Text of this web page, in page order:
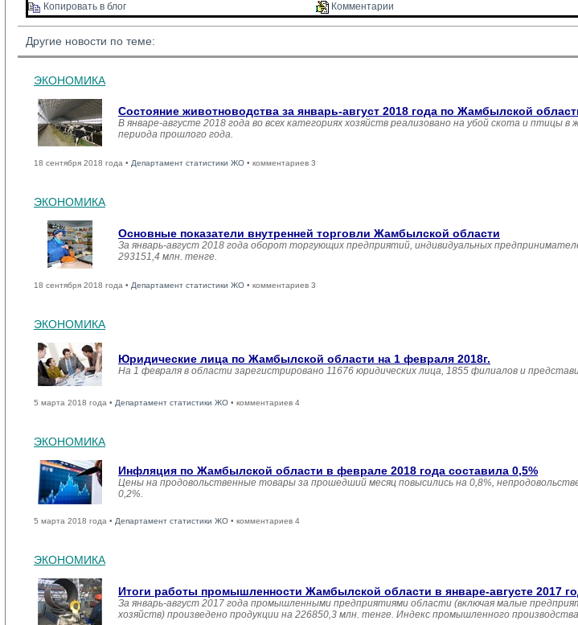
Копировать в блог Комментарии
Другие новости по теме:
ЭКОНОМИКА
Состояние животноводства за январь-август 2018 года по Жамбылской
В январе-августе 2018 года во всех категориях хозяйств реализовано на убой скота и птицы
периода прошлого года.
18 сентября 2018 года • Департамент статистики ЖО • комментариев 3
ЭКОНОМИКА
Основные показатели внутренней торговли Жамбылской области
За январь-август 2018 года оборот торгующих предприятий, индивидуальных
293151,4 млн. тенге.
18 сентября 2018 года • Департамент статистики ЖО • комментариев 3
ЭКОНОМИКА
Юридические лица по Жамбылской области на 1 февраля 2018г.
На 1 февраля в области зарегистрировано 11676 юридических лица, 1855 филиалов и
5 марта 2018 года • Департамент статистики ЖО • комментариев 4
ЭКОНОМИКА
Инфляция по Жамбылской области в феврале 2018 года составила 0,5%
Цены на продовольственные товары за прошедший месяц повысились на 0,8%,
0,2%.
5 марта 2018 года • Департамент статистики ЖО • комментариев 4
ЭКОНОМИКА
Итоги работы промышленности Жамбылской области в январе-августе 2017
За январь-август 2017 года промышленными предприятиями области (включая малые
хозяйств) произведено продукции на 226850,3 млн. тенге. Индекс промышленного